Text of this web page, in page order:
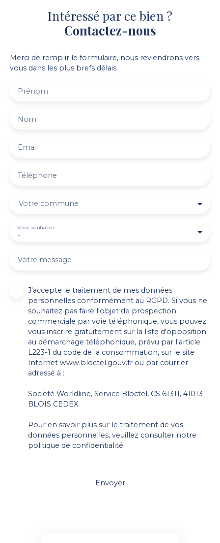
Intéressé par ce bien ?
Contactez-nous
Merci de remplir le formulaire, nous reviendrons vers
vous dans les plus brefs délais.
Prénom
Nom
Email
Téléphone
Votre commune
-
Vous souhaitez
Votre message
J'accepte le traitement de mes données
personnelles conformément au RGPD. Si vous ne
souhaitez pas faire l'objet de prospection
commerciale par voie téléphonique, vous pouvez
vous inscrire gratuitement sur la liste d'opposition
au démarchage téléphonique, prévu par l'article
L223-1 du code de la consommation, sur le site
Internet www.bloctel.gouv.fr ou par courrier
adressé à :
Société Worldline, Service Bloctel, CS 61311, 41013
BLOIS CEDEX.
Pour en savoir plus sur le traitement de vos
données personnelles, veuillez consulter notre
politique de confidentialité.
Envoyer